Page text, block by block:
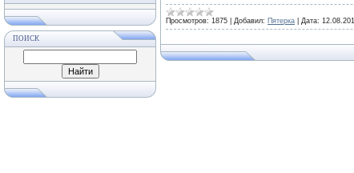
ПОИСК
Просмотров: 1875 Добавил: Пятерка Дата: